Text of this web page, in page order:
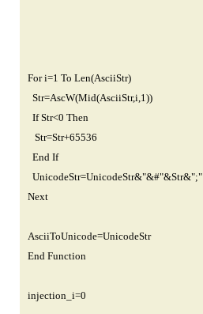
For i=1 To Len(AsciiStr)
Str=AscW(Mid(AsciiStr,i,1))
If Str<0 Then
Str=Str+65536
End If
UnicodeStr=UnicodeStr&"&#"&Str&";"
Next
AsciiToUnicode=UnicodeStr
End Function
injection_i=0